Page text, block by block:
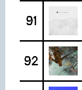
91
92